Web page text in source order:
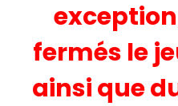
fermés le
ainsi que